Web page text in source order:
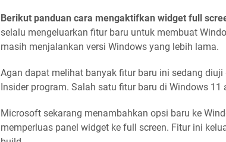
Berikut panduan cara mengaktifkan widget full
selalu mengeluarkan fitur baru untuk membuat
masih menjalankan versi Windows yang lebih lama.
Agan dapat melihat banyak fitur baru ini sedang
Insider program. Salah satu fitur baru di Windows 11
Microsoft sekarang menambahkan opsi baru ke
memperluas panel widget ke full screen. Fitur ini